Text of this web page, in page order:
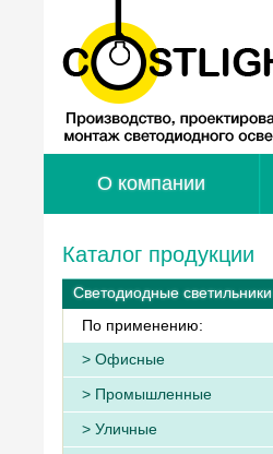
О компании
Каталог продукции
Светодиодные светильники
По применению:
Офисные
Промышленные
Уличные